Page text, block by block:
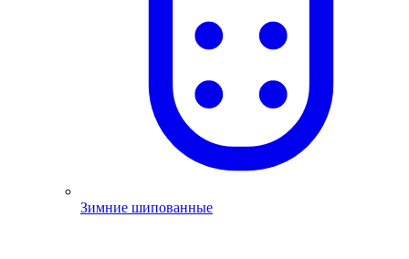
Зимние шипованные